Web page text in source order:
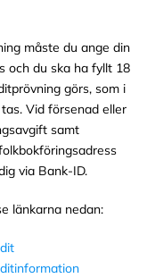
måste du ange din
och du ska ha fyllt 18
görs, som i
Vid försenad eller
samt
via Bank-ID.
länkarna nedan: